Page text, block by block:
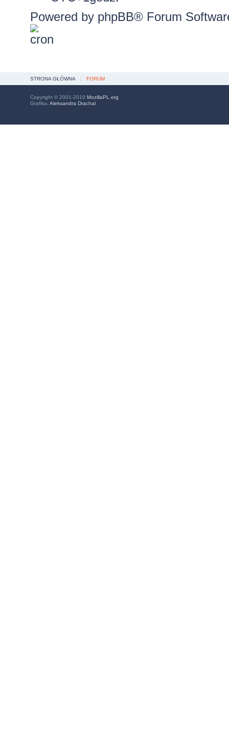
Powered by phpBB® Forum
STRONA GŁÓWNA FORUM
Copyright © 2001-2010 MozillaPL.org
Grafika: Aleksandra Drachal